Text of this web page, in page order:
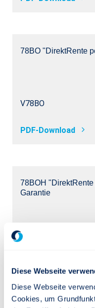
Diese Webseite
Diese Webseite
Cookies, um
78BO "DirektRente
V78BO
PDF-Download
78BOH "DirektRente
Garantie
V78BOH